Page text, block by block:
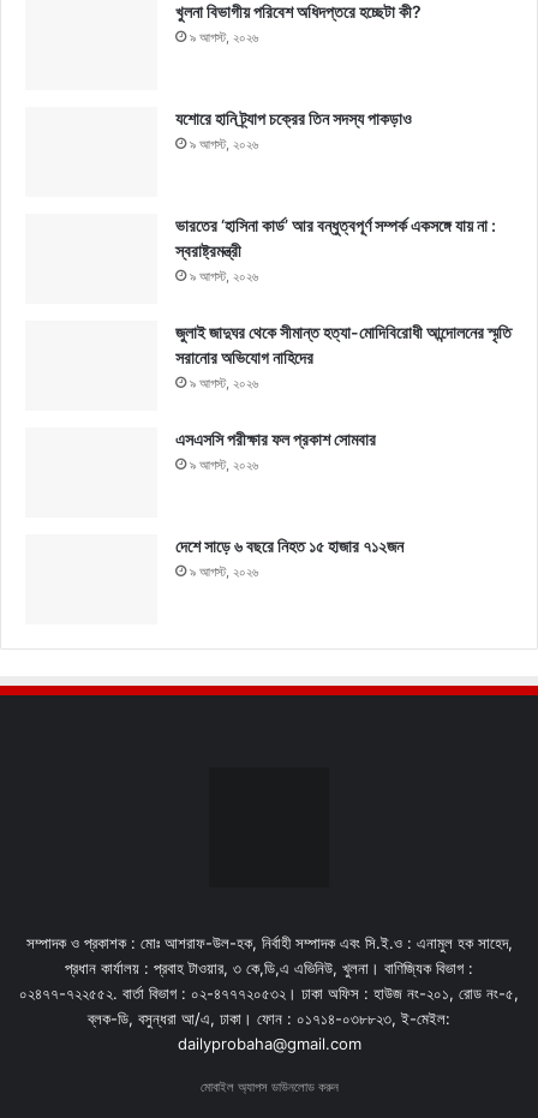
খুলনা বিভাগীয় পরিবেশ অধিদপ্তরে হচ্ছেটা কী?
৯ আগস্ট, ২০২৬
যশোরে হানি ট্র্যাপ চক্রের তিন সদস্য পাকড়াও
৯ আগস্ট, ২০২৬
ভারতের ‘হাসিনা কার্ড’ আর বন্ধুত্বপূর্ণ সম্পর্ক একসঙ্গে যায় না :
স্বরাষ্ট্রমন্ত্রী
৯ আগস্ট, ২০২৬
জুলাই জাদুঘর থেকে সীমান্ত হত্যা-মোদিবিরোধী আন্দোলনের স্মৃতি
সরানোর অভিযোগ নাহিদের
৯ আগস্ট, ২০২৬
এসএসসি পরীক্ষার ফল প্রকাশ সোমবার
৯ আগস্ট, ২০২৬
দেশে সাড়ে ৬ বছরে নিহত ১৫ হাজার ৭১২জন
৯ আগস্ট, ২০২৬
সম্পাদক ও প্রকাশক : মোঃ আশরাফ-উল-হক, নির্বাহী সম্পাদক এবং সি.ই.ও : এনামুল হক সাহেদ,
প্রধান কার্যালয় : প্রবাহ টাওয়ার, ৩ কে,ডি,এ এভিনিউ, খুলনা। বাণিজ্যিক বিভাগ :
০২৪৭৭-৭২২৫৫২. বার্তা বিভাগ : ০২-৪৭৭৭২০৫৩২। ঢাকা অফিস : হাউজ নং-২০১, রোড নং-৫,
ব্লক-ডি, বসুন্ধরা আ/এ, ঢাকা। ফোন : ০১৭১৪-০৩৮৮২৩, ই-মেইল:
dailyprobaha@gmail.com
মোবাইল অ্যাপস ডাউনলোড করুন